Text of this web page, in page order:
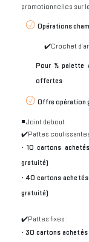
promotionnelles sur
Opérations
✔️Crochet
Pour ½ palette
offertes
Offre opération
◾️ Joint debout
✔️Pattes
• 10 cartons
gratuité)
• 40 cartons
gratuité)
✔️Pattes fixes :
• 30 cartons